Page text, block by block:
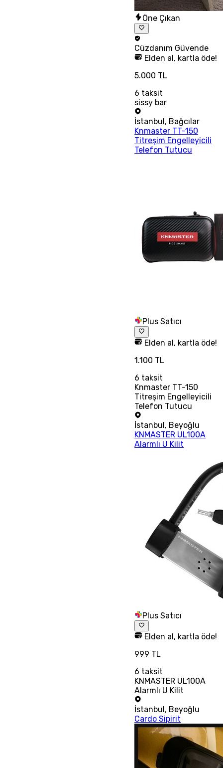
Öne Çıkan
Cüzdanım Güvende
Elden al, kartla öde!
5.000 TL
6 taksit
sissy bar
İstanbul , Bağcılar
Knmaster TT-150
Titreşim Engelleyicili
Telefon Tutucu
Plus Satıcı
Elden al, kartla öde!
1.100 TL
6 taksit
Knmaster TT-150
Titreşim Engelleyicili
Telefon Tutucu
İstanbul, Beyoğlu
KNMASTER UL100A
Alarmlı U Kilit
Plus Satıcı
Elden al, kartla öde!
999 TL
6 taksit
KNMASTER UL100A
Alarmlı U Kilit
İstanbul, Beyoğlu
Cardo Sipirit